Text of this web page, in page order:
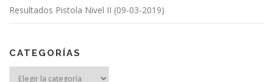
Resultados Pistola Nivel II (09-03-2019)
CATEGORÍAS